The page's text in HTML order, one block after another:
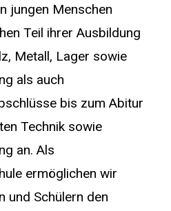
jungen Menschen
Teil ihrer Ausbildung
Metall, Lager sowie
als auch
bis zum Abitur
Technik sowie
an. Als
ermöglichen wir
und Schülern den